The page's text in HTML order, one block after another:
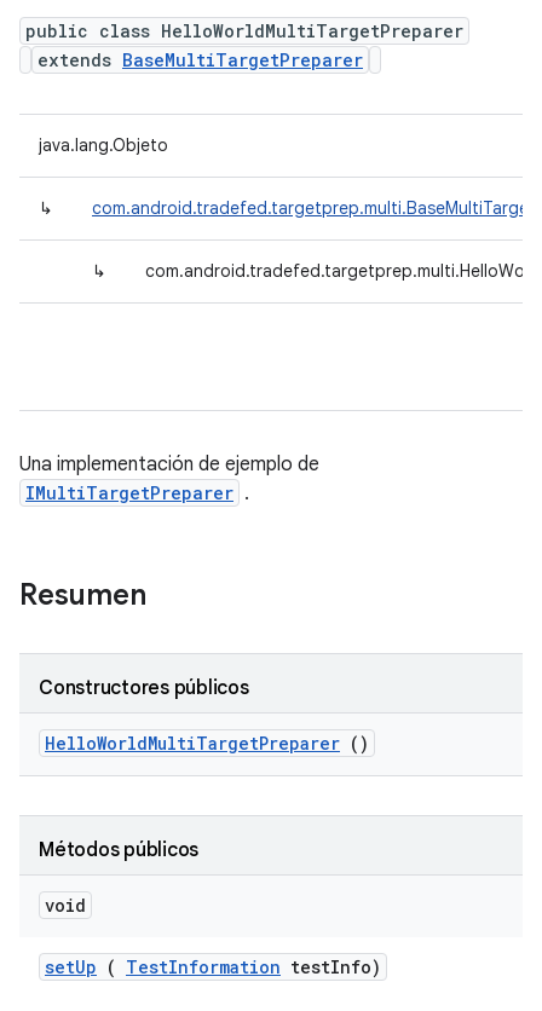
public class HelloWorldMultiTargetPreparer
extends BaseMultiTargetPreparer
java.lang.Objeto
↳
↳
Una implementación de ejemplo de
IMultiTargetPreparer .
Resumen
Constructores públicos
HelloWorldMultiTargetPreparer ()
Métodos públicos
void
setUp ( TestInformation testInfo)